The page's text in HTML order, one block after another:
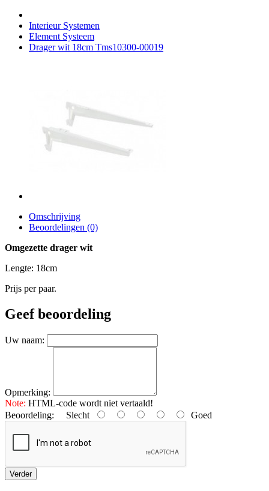
Interieur Systemen
Element Systeem
Drager wit 18cm Tms10300-00019
Omschrijving
Beoordelingen (0)
Omgezette drager wit
Lengte: 18cm
Prijs per paar.
Geef beoordeling
Uw naam:
Opmerking:
Note: HTML-code wordt niet vertaald!
Beoordeling: Slecht Goed
Verder